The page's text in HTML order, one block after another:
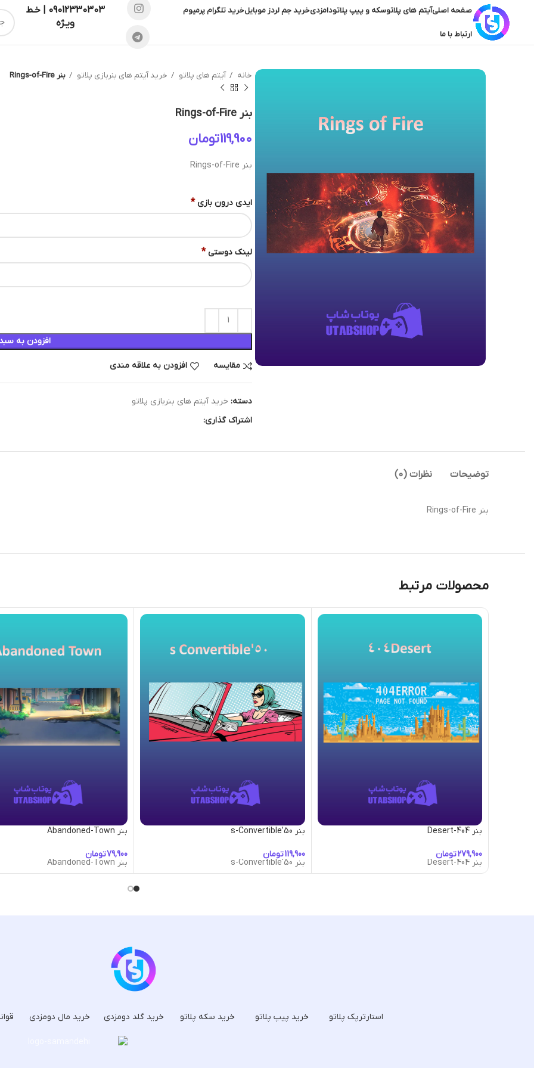
صفحه اصلیآیتم های پلاتوسکه و پیپ پلاتودامزدیخرید جم لردز موبایلخرید تلگرام پرمیوم
ارتباط با ما
09012330303 | خـط
ویـژه
خانه آیتم های پلاتو خرید آیتم های بنربازی پلاتو بنر Rings-of-Fire
بنر Rings-of-Fire
تومان
بنر Rings-of-Fire
ایدی درون بازی *
لینک دوستی *
افزودن به
مقایسه افزودن به علاقه مندی
دسته: خرید آیتم های بنربازی پلاتو
اشتراک گذاری:
توضیحات نظرات (0)
بنر Rings-of-Fire
محصولات مرتبط
بنر 404-Desert
تومان
بنر 404-Desert
بنر 50’s-Convertible
تومان
بنر 50's-Convertible
بنر Abandoned-Town
تومان
بنر Abandoned-Town
استارترپک پلاتو خرید پیپ پلاتو خرید سکه پلاتو خرید گلد دومزدی خرید مال دومزدی